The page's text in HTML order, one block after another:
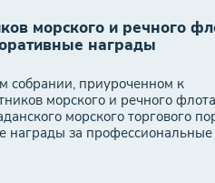
морского и речного
награды
собрании, приуроченном к
морского и речного
морского торгового
награды за профессиональные